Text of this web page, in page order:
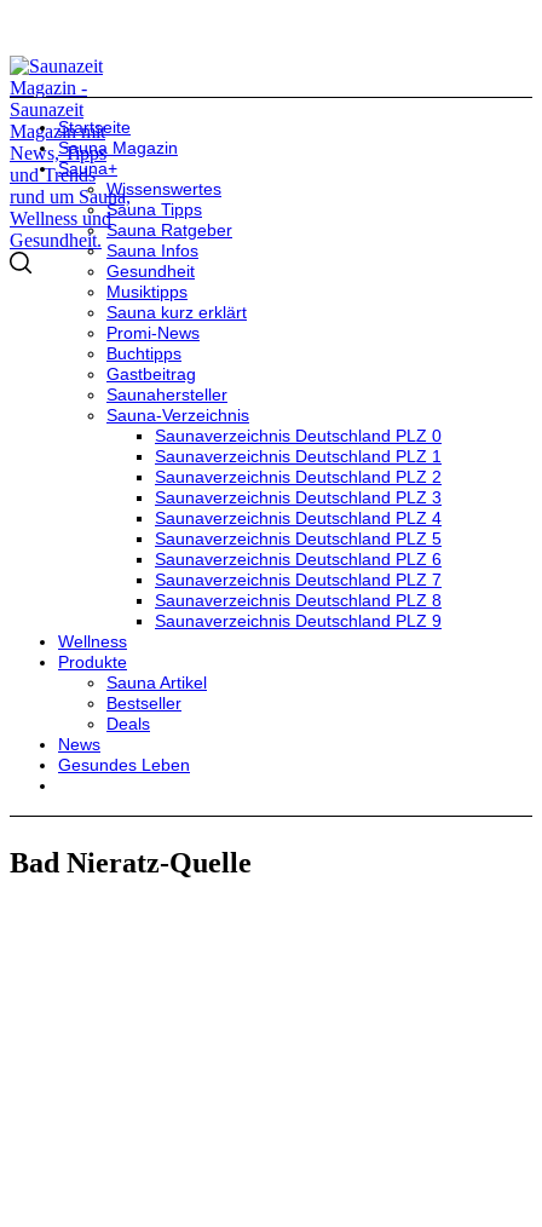
Startseite
Sauna Magazin
Sauna+
Wissenswertes
Sauna Tipps
Sauna Ratgeber
Sauna Infos
Gesundheit
Musiktipps
Sauna kurz erklärt
Promi-News
Buchtipps
Gastbeitrag
Saunahersteller
Sauna-Verzeichnis
Saunaverzeichnis Deutschland PLZ 0
Saunaverzeichnis Deutschland PLZ 1
Saunaverzeichnis Deutschland PLZ 2
Saunaverzeichnis Deutschland PLZ 3
Saunaverzeichnis Deutschland PLZ 4
Saunaverzeichnis Deutschland PLZ 5
Saunaverzeichnis Deutschland PLZ 6
Saunaverzeichnis Deutschland PLZ 7
Saunaverzeichnis Deutschland PLZ 8
Saunaverzeichnis Deutschland PLZ 9
Wellness
Produkte
Sauna Artikel
Bestseller
Deals
News
Gesundes Leben
Bad Nieratz-Quelle